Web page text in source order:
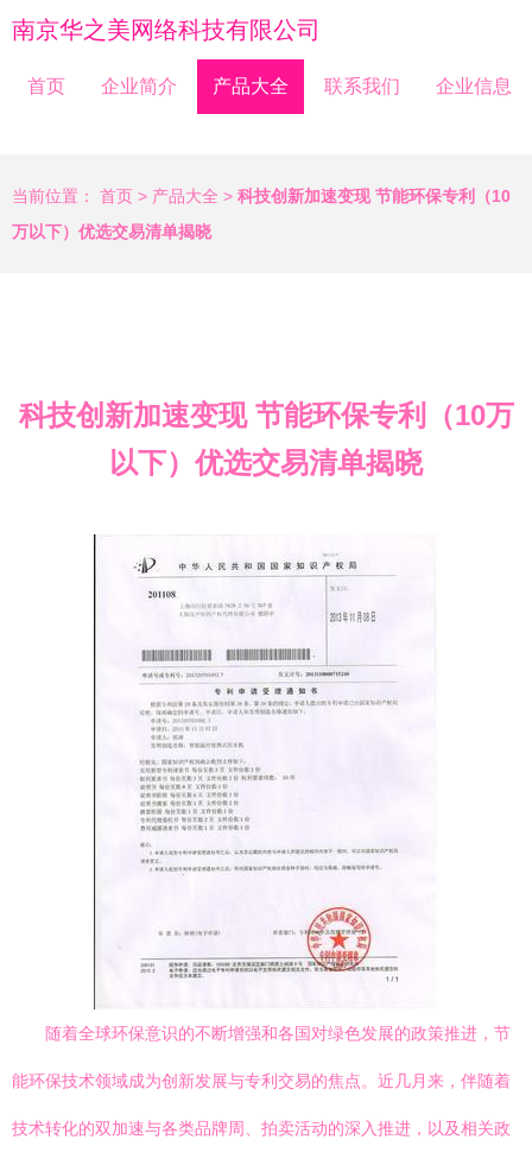
南京华之美网络科技有限公司
首页 企业简介 产品大全 联系我们 企业信息
当前位置： 首页 > 产品大全 > 科技创新加速变现 节能环保专利（10
万以下）优选交易清单揭晓
科技创新加速变现 节能环保专利（10万
以下）优选交易清单揭晓
随着全球环保意识的不断增强和各国对绿色发展的政策推进，节
能环保技术领域成为创新发展与专利交易的焦点。近几月来，伴随着
技术转化的双加速与各类品牌周、拍卖活动的深入推进，以及相关政